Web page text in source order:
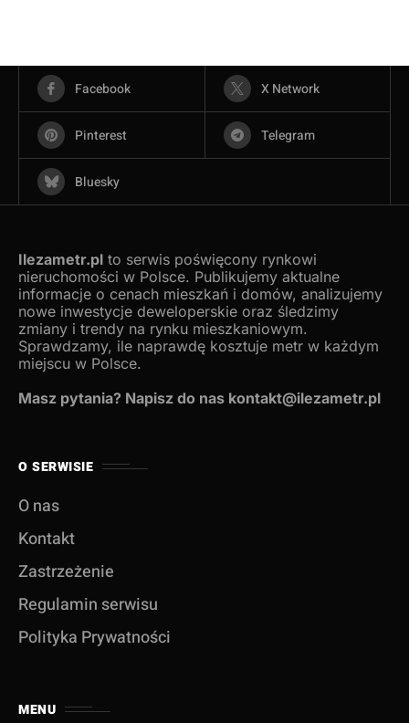
Facebook X Network
Pinterest Telegram
Bluesky
Ilezametr.pl to serwis poświęcony rynkowi
nieruchomości w Polsce. Publikujemy aktualne
informacje o cenach mieszkań i domów, analizujemy
nowe inwestycje deweloperskie oraz śledzimy
zmiany i trendy na rynku mieszkaniowym.
Sprawdzamy, ile naprawdę kosztuje metr w każdym
miejscu w Polsce.
Masz pytania? Napisz do nas kontakt@ilezametr.pl
O SERWISIE
O nas
Kontakt
Zastrzeżenie
Regulamin serwisu
Polityka Prywatności
MENU